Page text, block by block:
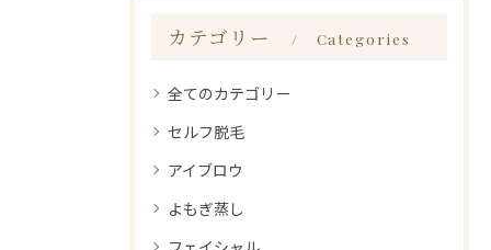
カテゴリー Categories
全てのカテゴリー
セルフ脱毛
アイブロウ
よもぎ蒸し